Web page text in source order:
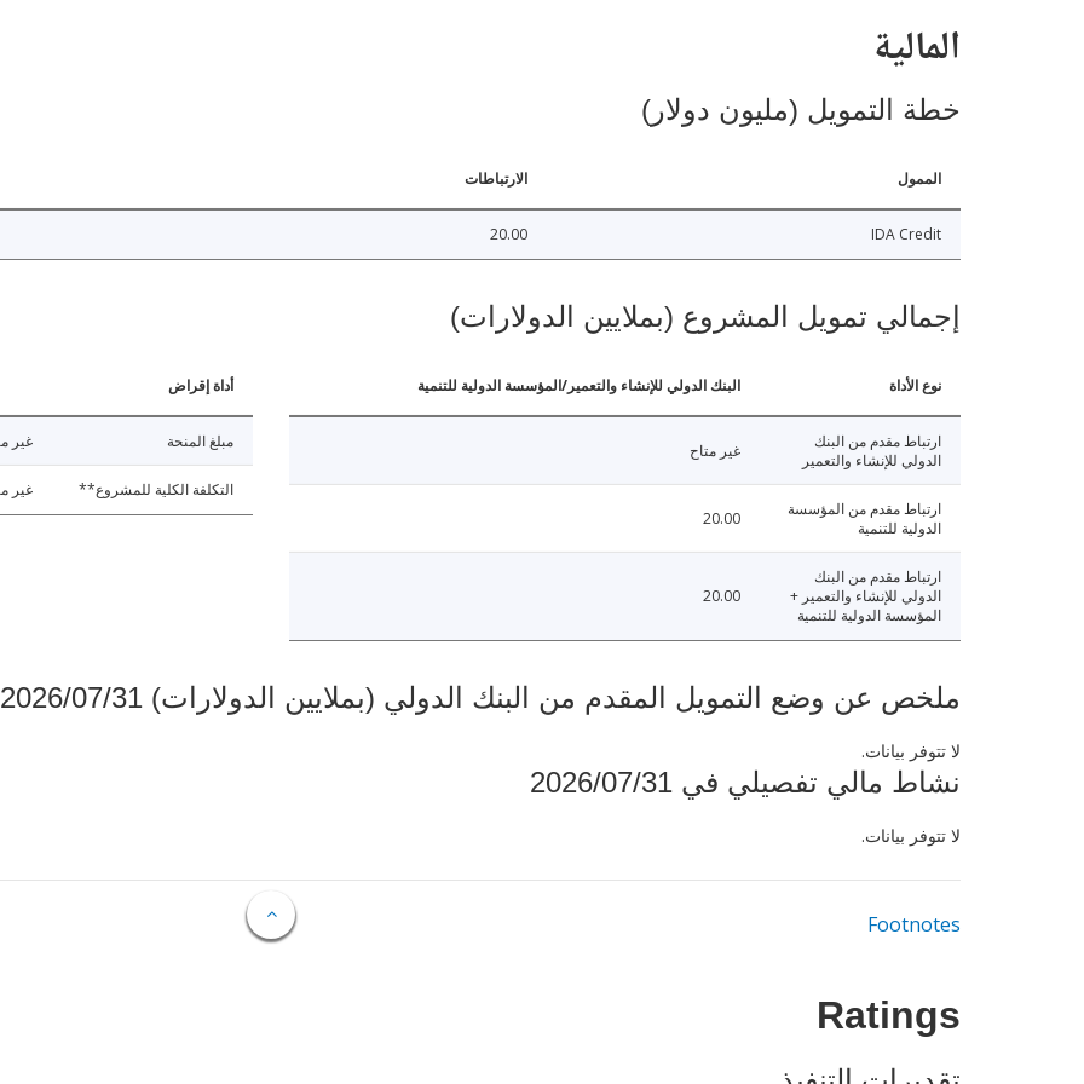
المالية
خطة التمويل (مليون دولار)
الممول الارتباطات
IDA Credit
20.00
إجمالي تمويل المشروع (بملايين الدولارات)
نوع الأداة البنك الدولي للإنشاء والتعمير/المؤسسة الدولية للتنمية
ارتباط مقدم من البنك
الدولي للإنشاء والتعمير
غير متاح
ارتباط مقدم من المؤسسة
الدولية للتنمية
20.00
ارتباط مقدم من البنك
الدولي للإنشاء والتعمير +
المؤسسة الدولية للتنمية
20.00
أداة إقراض
مبلغ المنحة غير
التكلفة الكلية للمشروع** غير
ملخص عن وضع التمويل المقدم من البنك الدولي (بملايين الدولارات) 2026/07/31
لا تتوفر بيانات.
نشاط مالي تفصيلي في 2026/07/31
لا تتوفر بيانات.
Footnotes
Ratings